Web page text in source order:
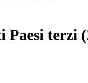
terzi